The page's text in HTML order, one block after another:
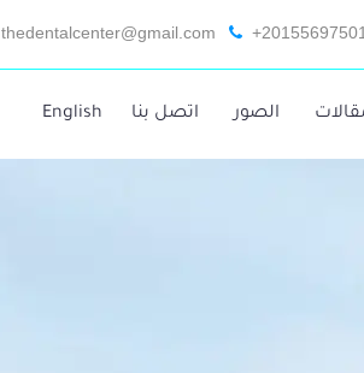
thedentalcenter@gmail.com
الصور اتصل بنا English